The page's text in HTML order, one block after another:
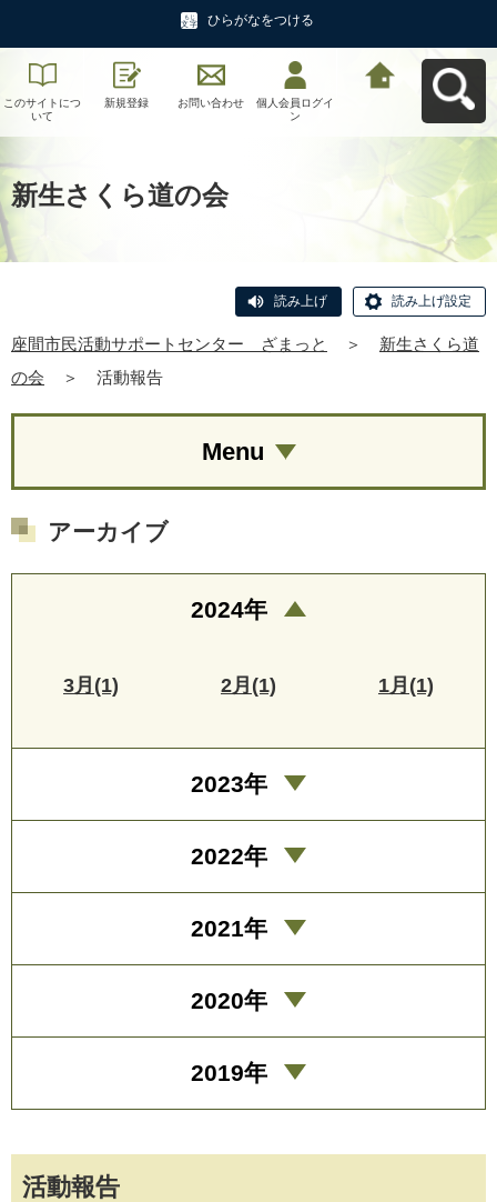
ひらがなをつける
このサイトにつ
いて
新規登録 お問い合わせ
個人会員ログイ
ン
新生さくら道の会
読み上げ 読み上げ設定
座間市民活動サポートセンター ざまっと ＞
新生さくら道
の会
＞ 活動報告
活動報告
Menu
アーカイブ
2024年
3月(1) 2月(1) 1月(1)
2023年
2022年
2021年
2020年
2019年